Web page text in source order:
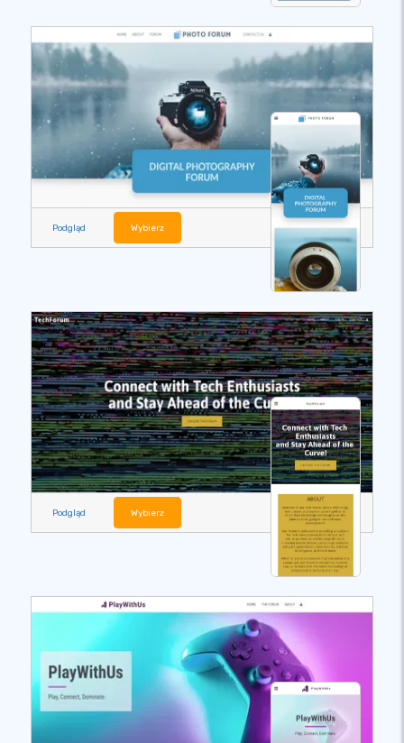
Podgląd Wybierz
Podgląd Wybierz